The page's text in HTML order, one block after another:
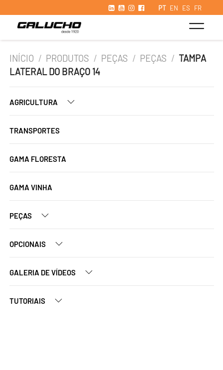
PT EN ES FR
INÍCIO / PRODUTOS / PEÇAS / PEÇAS / TAMPA
LATERAL DO BRAÇO 14
AGRICULTURA
TRANSPORTES
GAMA FLORESTA
GAMA VINHA
PEÇAS
OPCIONAIS
GALERIA DE VÍDEOS
TUTORIAIS